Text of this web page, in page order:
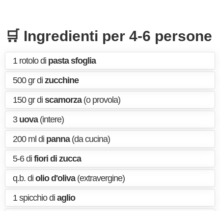
🛒 Ingredienti per 4-6 persone
1 rotolo di pasta sfoglia
500 gr di zucchine
150 gr di scamorza(o provola)
3 uova(intere)
200 ml di panna(da cucina)
5-6 di fiori di zucca
q.b. di olio d'oliva(extravergine)
1 spicchio di aglio